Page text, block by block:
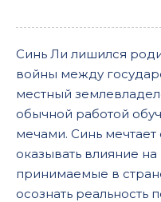
Синь Ли лишился
войны между
местный
обычной работой
мечами. Синь
оказывать влияние
принимаемые в
осознать реальность